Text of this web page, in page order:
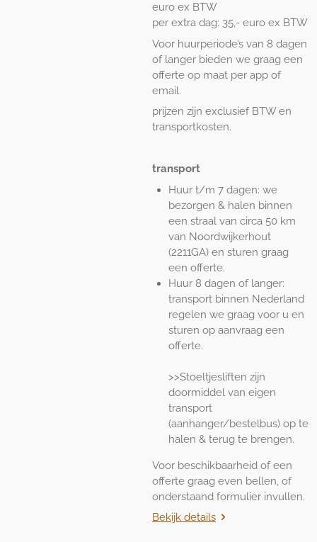
euro ex BTW
per extra dag: 35,- euro ex BTW
Voor huurperiode’s van 8 dagen
of langer bieden we graag een
offerte op maat per app of
email.
prijzen zijn exclusief BTW en
transportkosten.
transport
Huur t/m 7 dagen: we
bezorgen & halen binnen
een straal van circa 50 km
van Noordwijkerhout
(2211GA) en sturen graag
een offerte.
Huur 8 dagen of langer:
transport binnen Nederland
regelen we graag voor u en
sturen op aanvraag een
offerte.
>>Stoeltjesliften zijn
doormiddel van eigen
transport
(aanhanger/bestelbus) op te
halen & terug te brengen.
Voor beschikbaarheid of een
offerte graag even bellen, of
onderstaand formulier invullen.
Bekijk details